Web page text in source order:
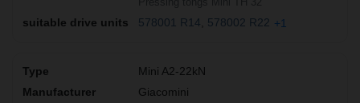
578001 R14 578002 R22 +1
Mini A2-22kN
Giacomini